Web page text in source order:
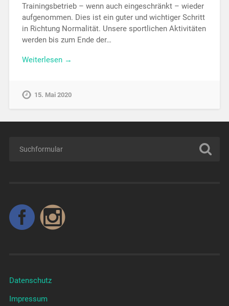
Trainingsbetrieb – wenn auch eingeschränkt – wieder
aufgenommen. Dies ist ein guter und wichtiger Schritt
in Richtung Normalität. Unsere sportlichen Aktivitäten
werden bis zum Ende der…
Weiterlesen →
15. Mai 2020
Datenschutz
Impressum